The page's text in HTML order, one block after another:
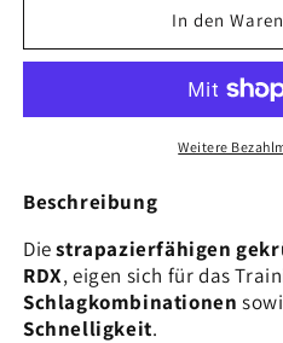
In den
Weitere
Beschreibung
Diestrapazierfähigen
RDX, eigen sich für das
Schlagkombinationen
Schnelligkeit.